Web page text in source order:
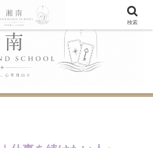
検索